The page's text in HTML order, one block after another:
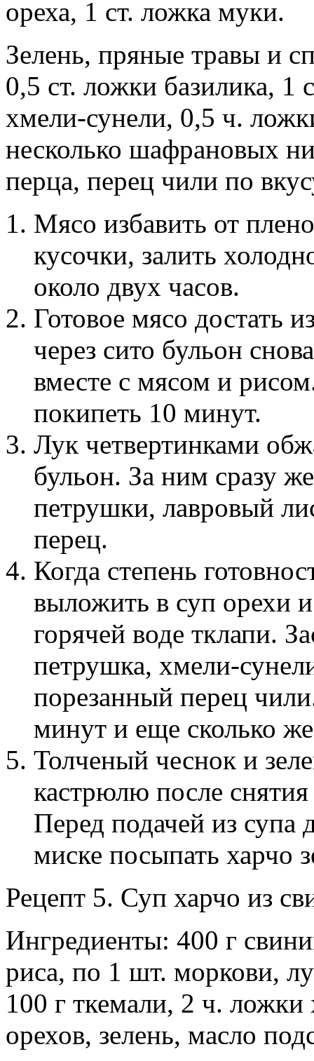
ореха, 1 ст. ложка муки.
Зелень, пряные травы и
0,5 ст. ложки базилика,
хмели-сунели, 0,5 ч.
несколько шафрановых
перца, перец чили по
Мясо избавить от
кусочки, залить
около двух часов.
Готовое мясо достать
через сито бульон
вместе с мясом и
покипеть 10 минут.
Лук четвертинками
бульон. За ним сразу
петрушки, лавровый
перец.
Когда степень
выложить в суп орехи
горячей воде тклапи.
петрушка, хмели-
порезанный перец
минут и еще сколько
Толченый чеснок и
кастрюлю после
Перед подачей из супа
миске посыпать харчо
Рецепт 5. Суп харчо из
Ингредиенты: 400 г
риса, по 1 шт. моркови,
100 г ткемали, 2 ч.
орехов, зелень, масло